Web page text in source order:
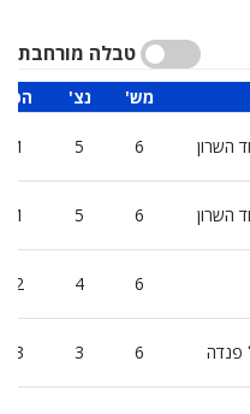
טבלה מורחבת
'הפ 'נצ 'מש
1 5 6
1 5 6
2 4 6
3 3 6 פנדה